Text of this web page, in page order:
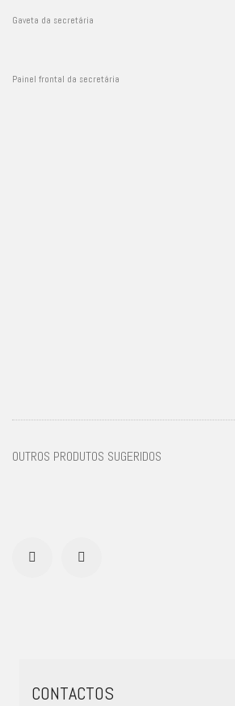
Gaveta da secretária
Painel frontal da secretária
OUTROS PRODUTOS SUGERIDOS
CONTACTOS